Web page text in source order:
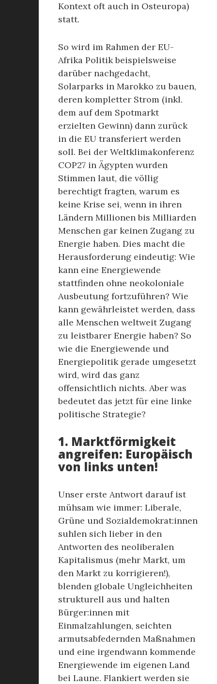
Kontext oft auch in Osteuropa)
statt.
So wird im Rahmen der EU-
Afrika Politik beispielsweise
darüber nachgedacht,
Solarparks in Marokko zu bauen,
deren kompletter Strom (inkl.
dem auf dem Spotmarkt
erzielten Gewinn) dann zurück
in die EU transferiert werden
soll. Bei der Weltklimakonferenz
COP27 in Ägypten wurden
Stimmen laut, die völlig
berechtigt fragten, warum es
keine Krise sei, wenn in ihren
Ländern Millionen bis Milliarden
Menschen gar keinen Zugang zu
Energie haben. Dies macht die
Herausforderung eindeutig: Wie
kann eine Energiewende
stattfinden ohne neokoloniale
Ausbeutung fortzuführen? Wie
kann gewährleistet werden, dass
alle Menschen weltweit Zugang
zu leistbarer Energie haben? So
wie die Energiewende und
Energiepolitik gerade umgesetzt
wird, wird das ganz
offensichtlich nichts. Aber was
bedeutet das jetzt für eine linke
politische Strategie?
1. Marktförmigkeit
angreifen: Europäisch
von links unten!
Unser erste Antwort darauf ist
mühsam wie immer: Liberale,
Grüne und Sozialdemokrat:innen
suhlen sich lieber in den
Antworten des neoliberalen
Kapitalismus (mehr Markt, um
den Markt zu korrigieren!),
blenden globale Ungleichheiten
strukturell aus und halten
Bürger:innen mit
Einmalzahlungen, seichten
armutsabfedernden Maßnahmen
und eine irgendwann kommende
Energiewende im eigenen Land
bei Laune. Flankiert werden sie